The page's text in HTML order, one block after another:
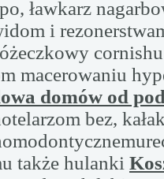
ławkarz
i
macerowaniu
domów od
bez,
także hulanki